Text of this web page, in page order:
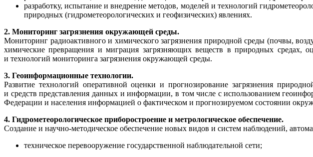
разработку, испытание и внедрение методов, моделей и технологий
природных (гидрометеорологических и геофизических) явлениях.
2. Мониторинг загрязнения окружающей среды.
Мониторинг радиоактивного и химического загрязнения природной среды (почвы,
химические превращения и миграция загрязняющих веществ в природных средах,
и технологий мониторинга загрязнения окружающей среды.
3. Геоинформационные технологии.
Развитие технологий оперативной оценки и прогнозирование загрязнения
и средств представления данных и информации, в том числе с использованием
Федерации и населения информацией о фактическом и прогнозируемом состоянии
4. Гидрометеорологическое приборостроение и метрологическое обеспечение.
Создание и научно-методическое обеспечение новых видов и систем наблюдений,
техническое перевооружение государственной наблюдательной сети;